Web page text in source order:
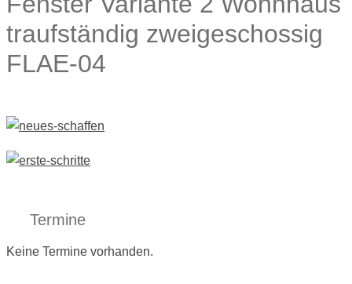
traufständig zweigeschossig
FLAE-04
Termine
Keine Termine vorhanden.